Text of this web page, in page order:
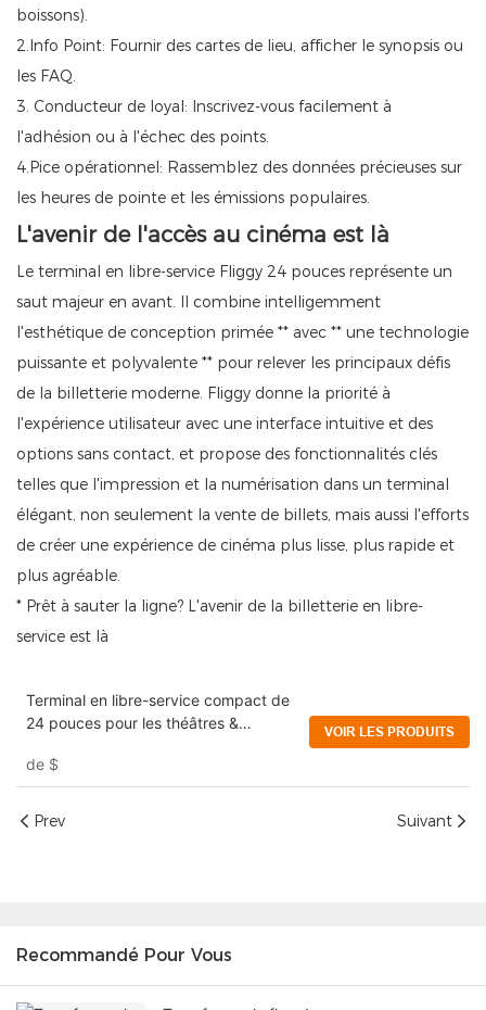
boissons).
2.Info Point: Fournir des cartes de lieu, afficher le synopsis ou
les FAQ.
3. Conducteur de loyal: Inscrivez-vous facilement à
l'adhésion ou à l'échec des points.
4.Pice opérationnel: Rassemblez des données précieuses sur
les heures de pointe et les émissions populaires.
L'avenir de l'accès au cinéma est là
Le terminal en libre-service Fliggy 24 pouces représente un
saut majeur en avant. Il combine intelligemment
l'esthétique de conception primée ** avec ** une technologie
puissante et polyvalente ** pour relever les principaux défis
de la billetterie moderne. Fliggy donne la priorité à
l'expérience utilisateur avec une interface intuitive et des
options sans contact, et propose des fonctionnalités clés
telles que l'impression et la numérisation dans un terminal
élégant, non seulement la vente de billets, mais aussi l'efforts
de créer une expérience de cinéma plus lisse, plus rapide et
plus agréable.
* Prêt à sauter la ligne? L'avenir de la billetterie en libre-
service est là
Terminal en libre-service compact de
24 pouces pour les théâtres &
membres
de $
VOIR LES PRODUITS
Prev Suivant
Recommandé Pour Vous